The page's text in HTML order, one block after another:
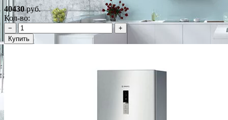
40430руб.
Кол-во:
−
+
Купить